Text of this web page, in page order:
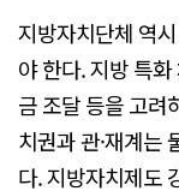
지방자치단체 역
야 한다. 지방 특
금 조달 등을 고려
치권과 관·재계는
다. 지방자치제도